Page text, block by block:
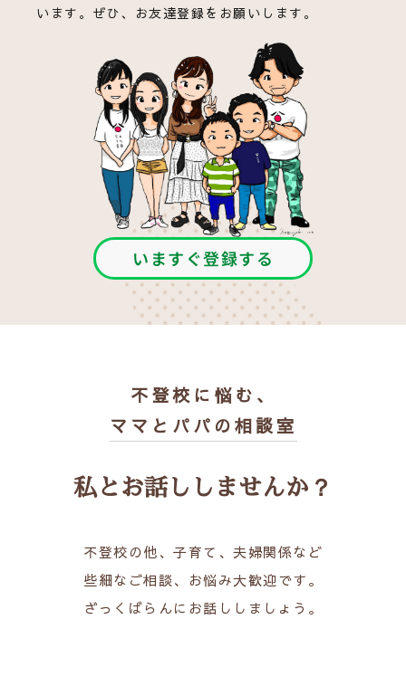
います。ぜひ、お友達登録をお願いします。
いますぐ登録する
不登校に悩む、
ママとパパの相談室
私とお話ししませんか？
不登校の他、子育て、夫婦関係など
些細なご相談、お悩み大歓迎です。
ざっくばらんにお話ししましょう。